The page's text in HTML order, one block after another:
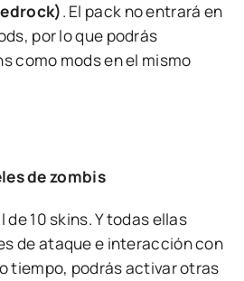
. El pack no entrará en
por lo que podrás
como mods en el mismo
de zombis
10 skins. Y todas ellas
de ataque e interacción con
tiempo, podrás activar otras